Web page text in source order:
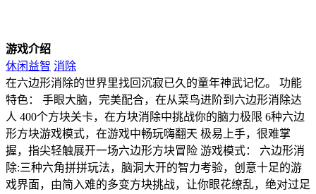
游戏介绍
休闲益智 消除
在六边形消除的世界里找回沉寂已久的童年神武记忆。 功能
特色： 手眼大脑，完美配合，在从菜鸟进阶到六边形消除达
人 400个方块关卡，在方块消除中挑战你的脑力极限 6种六边
形方块游戏模式，在游戏中畅玩嗨翻天 极易上手，很难掌
握，指尖轻触展开一场六边形方块冒险 游戏模式： 六边形消
除:三种六角拼拼玩法，脑洞大开的智力考验，创意十足的游
戏界面，由简入难的多变方块挑战，让你眼花缭乱，绝对过足